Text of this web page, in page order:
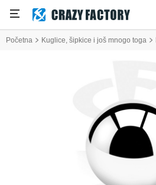
Početna Kuglice, šipkice i još mnogo toga